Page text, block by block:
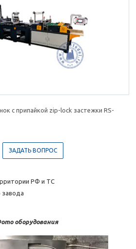
с припайкой zip-lock застежки RS-
ЗАДАТЬ ВОПРОС
РФ и ТС
оборудования